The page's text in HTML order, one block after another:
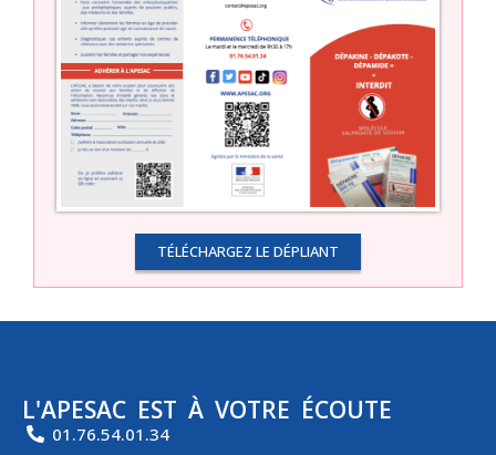
TÉLÉCHARGEZ LE DÉPLIANT
L'APESAC EST À VOTRE ÉCOUTE
01.76.54.01.34